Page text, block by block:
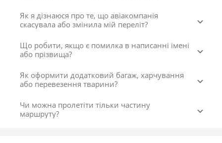
Як я дізнаюся про те, що авіакомпанія
скасувала або змінила мій переліт?
Що робити, якщо є помилка в написанні імені
або прізвища?
Як оформити додатковий багаж, харчування
або перевезення тварини?
Чи можна пролетіти тільки частину
маршруту?